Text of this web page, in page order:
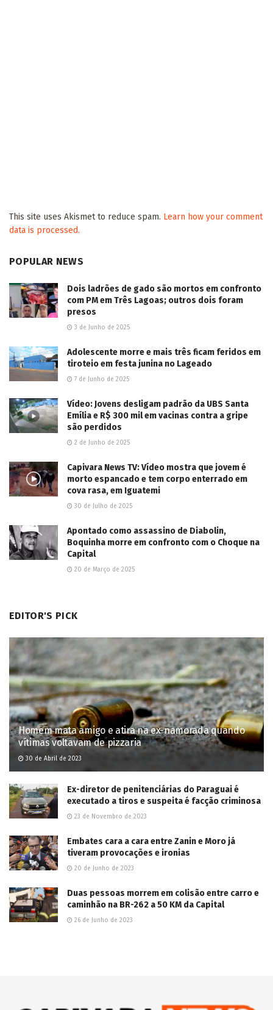
This site uses Akismet to reduce spam. Learn how your comment
data is processed.
POPULAR NEWS
Dois ladrões de gado são mortos em confronto
com PM em Três Lagoas; outros dois foram
presos
3 de Junho de 2025
Adolescente morre e mais três ficam feridos em
tiroteio em festa junina no Lageado
7 de Junho de 2025
Vídeo: Jovens desligam padrão da UBS Santa
Emília e R$ 300 mil em vacinas contra a gripe
são perdidos
2 de Junho de 2025
Capivara News TV: Vídeo mostra que jovem é
morto espancado e tem corpo enterrado em
cova rasa, em Iguatemi
30 de Julho de 2025
Apontado como assassino de Diabolin,
Boquinha morre em confronto com o Choque na
Capital
20 de Março de 2025
EDITOR'S PICK
Homem mata amigo e atira na ex-namorada quando
vítimas voltavam de pizzaria
30 de Abril de 2023
Ex-diretor de penitenciárias do Paraguai é
executado a tiros e suspeita é facção criminosa
23 de Novembro de 2023
Embates cara a cara entre Zanin e Moro já
tiveram provocações e ironias
20 de Junho de 2023
Duas pessoas morrem em colisão entre carro e
caminhão na BR-262 a 50 KM da Capital
26 de Junho de 2023